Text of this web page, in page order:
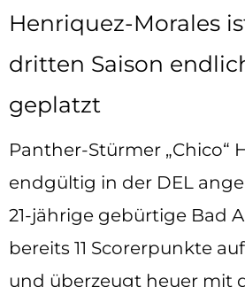
Henriquez-Morales
dritten Saison
geplatzt
Panther-Stürmer „Chico“
endgültig in der DEL
21-jährige gebürtige Bad
bereits 11 Scorerpunkte
und überzeugt heuer mit